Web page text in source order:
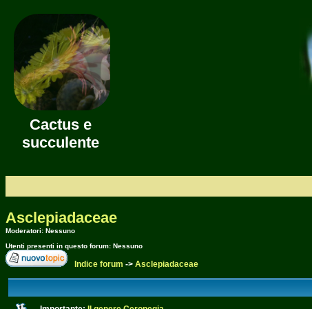
Cactus e
succulente
Asclepiadaceae
Moderatori: Nessuno
Utenti presenti in questo forum: Nessuno
Indice forum -> Asclepiadaceae